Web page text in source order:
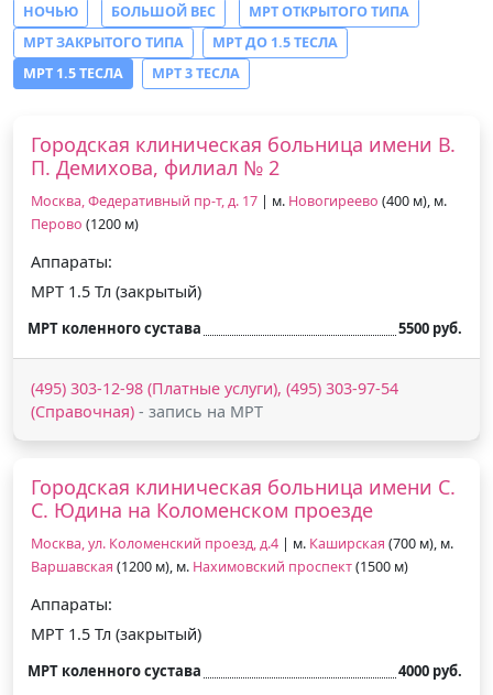
НОЧЬЮ
БОЛЬШОЙ ВЕС
МРТ ОТКРЫТОГО ТИПА
МРТ ЗАКРЫТОГО ТИПА
МРТ ДО 1.5 ТЕСЛА
МРТ 1.5 ТЕСЛА
МРТ 3 ТЕСЛА
Городская клиническая больница имени В.
П. Демихова, филиал № 2
Москва, Федеративный пр-т, д. 17 | м. Новогиреево (400 м), м.
Перово (1200 м)
Аппараты:
МРТ 1.5 Тл (закрытый)
МРТ коленного сустава 5500 руб.
(495) 303-12-98 (Платные услуги), (495) 303-97-54
(Справочная) - запись на МРТ
Городская клиническая больница имени С.
С. Юдина на Коломенском проезде
Москва, ул. Коломенский проезд, д.4 | м. Каширская (700 м), м.
Варшавская (1200 м), м. Нахимовский проспект(1500 м)
Аппараты:
МРТ 1.5 Тл (закрытый)
МРТ коленного сустава 4000 руб.